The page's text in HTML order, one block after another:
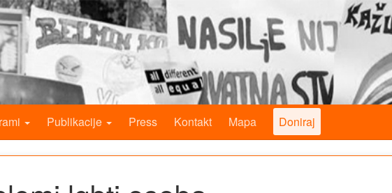
Publikacije Press Kontakt Mapa Doniraj